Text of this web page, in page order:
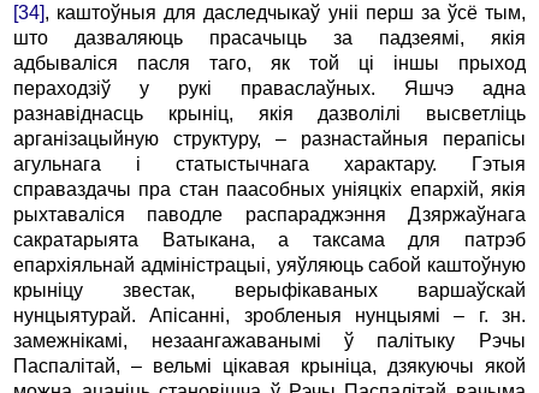
[34], каштоўныя для даследчыкаў уніі перш за ўсё тым,
што дазваляюць прасачыць за падзеямі, якія
адбываліся пасля таго, як той ці іншы прыход
пераходзіў у рукі праваслаўных. Яшчэ адна
разнавіднасць крыніц, якія дазволілі высветліць
арганізацыйную структуру, – разнастайныя перапісы
агульнага і статыстычнага характару. Гэтыя
справаздачы пра стан паасобных уніяцкіх епархій, якія
рыхтаваліся паводле распараджэння Дзяржаўнага
сакратарыята Ватыкана, а таксама для патрэб
епархіяльнай адміністрацыі, уяўляюць сабой каштоўную
крыніцу звестак, верыфікаваных варшаўскай
нунцыятурай. Апісанні, зробленыя нунцыямі – г. зн.
замежнікамі, незаангажаванымі ў палітыку Рэчы
Паспалітай, – вельмі цікавая крыніца, дзякуючы якой